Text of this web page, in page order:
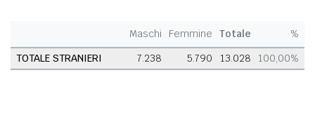
Maschi Femmine Totale
%
TOTALE STRANIERI
7.238 5.790 13.028 100,00%